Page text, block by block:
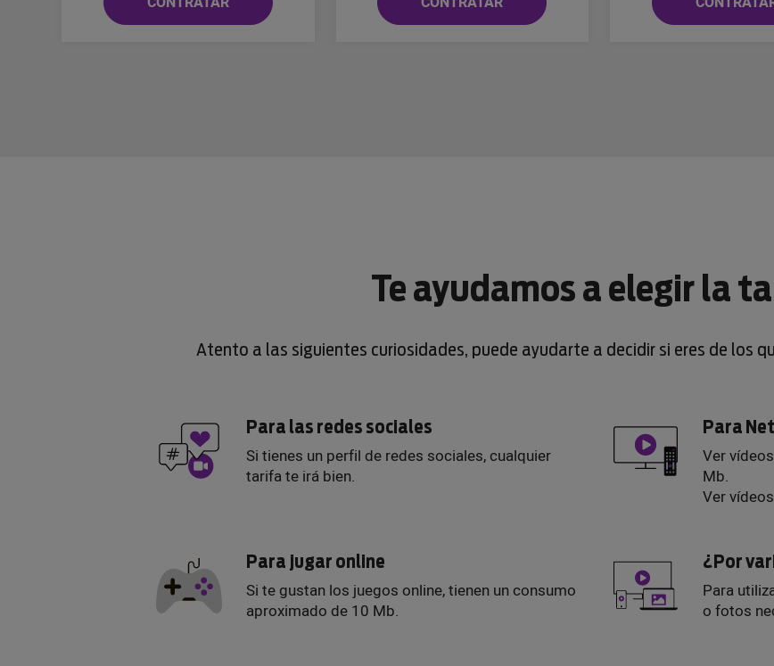
Te ayudamos a elegir la
Atento a las siguientes curiosidades, puede ayudarte a decidir si eres de los
Para las redes sociales
Si tienes un perfil de redes sociales, cualquier
tarifa te irá bien.
Para
Ver
Mb.
Ver
Para jugar online
Si te gustan los juegos online, tienen un consumo
aproximado de 10 Mb.
¿Por
Para
o fotos